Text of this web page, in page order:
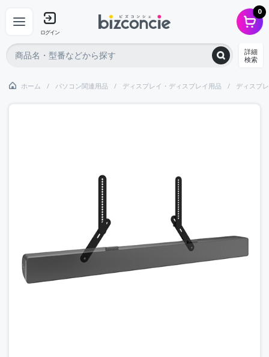
ログイン
0
詳細
検索
ホーム パソコン関連用品 ディスプレイ・ディスプレイ用品 ディスプ